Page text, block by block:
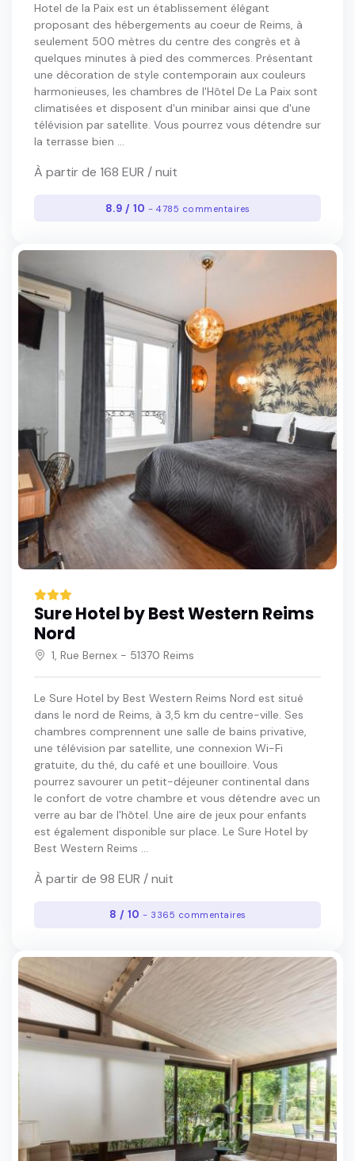
Hotel de la Paix est un établissement élégant
proposant des hébergements au coeur de Reims, à
seulement 500 mètres du centre des congrès et à
quelques minutes à pied des commerces. Présentant
une décoration de style contemporain aux couleurs
harmonieuses, les chambres de l'Hôtel De La Paix sont
climatisées et disposent d'un minibar ainsi que d'une
télévision par satellite. Vous pourrez vous détendre sur
la terrasse bien ...
À partir de 168 EUR / nuit
8.9 / 10 - 4785 commentaires
Sure Hotel by Best Western Reims
Nord
1, Rue Bernex - 51370 Reims
Le Sure Hotel by Best Western Reims Nord est situé
dans le nord de Reims, à 3,5 km du centre-ville. Ses
chambres comprennent une salle de bains privative,
une télévision par satellite, une connexion Wi-Fi
gratuite, du thé, du café et une bouilloire. Vous
pourrez savourer un petit-déjeuner continental dans
le confort de votre chambre et vous détendre avec un
verre au bar de l'hôtel. Une aire de jeux pour enfants
est également disponible sur place. Le Sure Hotel by
Best Western Reims ...
À partir de 98 EUR / nuit
8 / 10 - 3365 commentaires